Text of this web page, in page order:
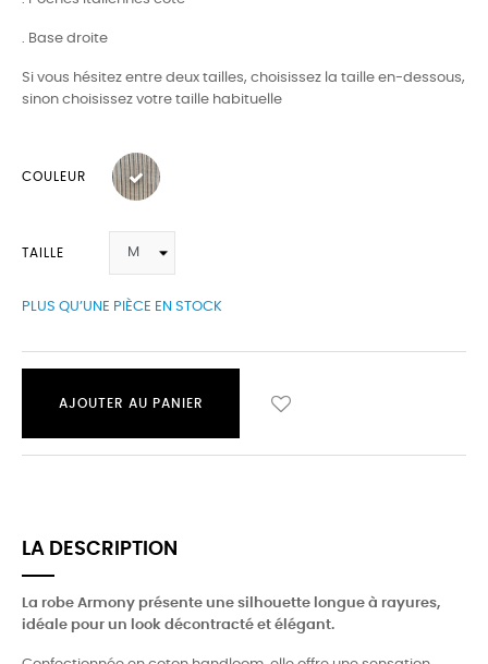
. Base droite
Si vous hésitez entre deux tailles, choisissez la taille en-dessous,
sinon choisissez votre taille habituelle
COULEUR
TAILLE
PLUS QU’UNE PIÈCE EN STOCK
AJOUTER AU PANIER
LA DESCRIPTION
La robe Armony présente une silhouette longue à rayures,
idéale pour un look décontracté et élégant.